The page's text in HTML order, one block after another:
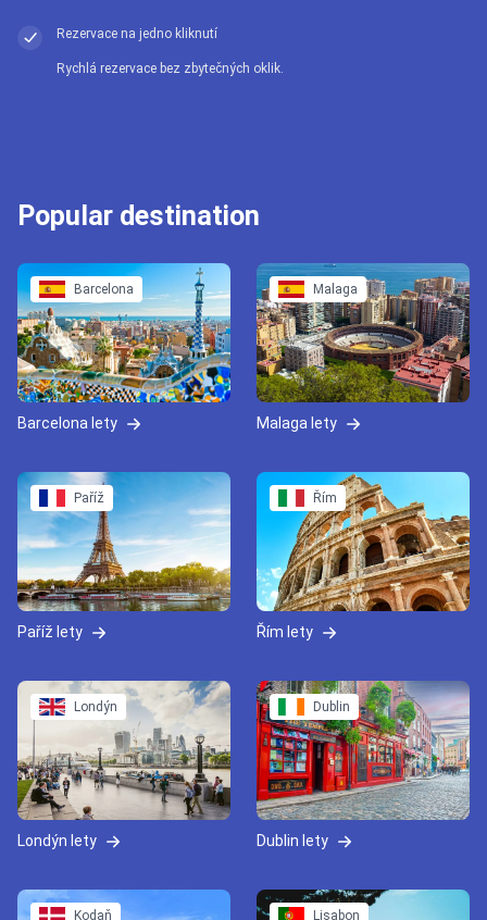
Rezervace na jedno kliknutí
Rychlá rezervace bez zbytečných oklik.
Popular destination
Barcelona
Barcelona lety
Malaga
Malaga lety
Paříž
Paříž lety
Řím
Řím lety
Londýn
Londýn lety
Dublin
Dublin lety
Kodaň Lisabon